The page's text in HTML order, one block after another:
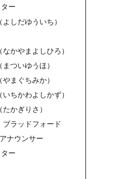
ー
しだゆういち）
かやまよしひろ）
ついゆうほ）
まぐちみか）
ちかわよしかず）
かぎりさ）
ブラッドフォード
ナウンサー
ー